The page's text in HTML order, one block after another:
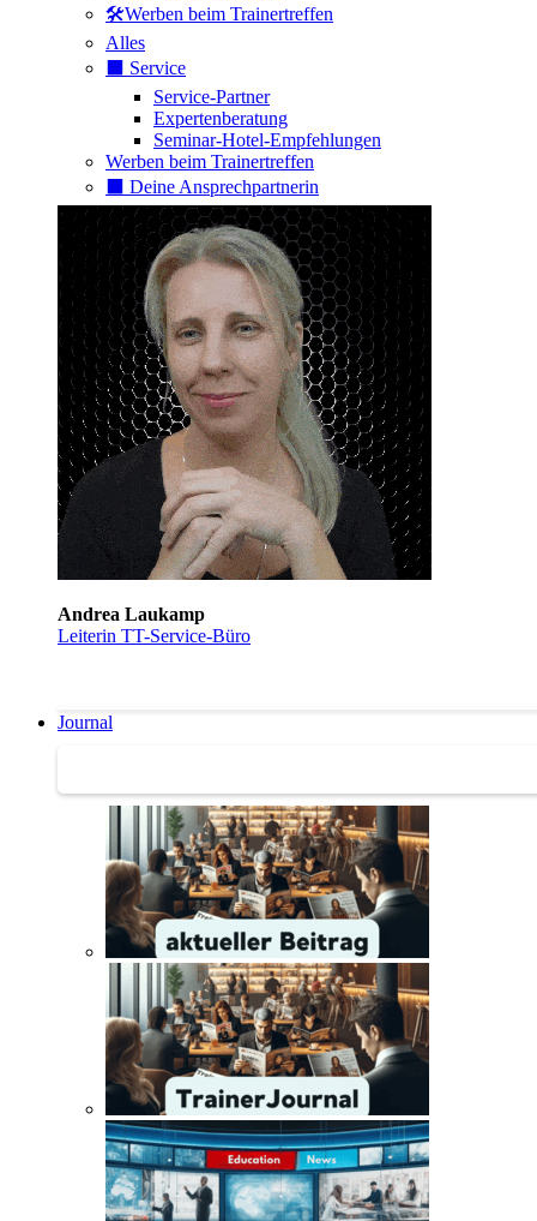
🛠️Werben beim Trainertreffen
Alles
⬛️ Service
Service-Partner
Expertenberatung
Seminar-Hotel-Empfehlungen
Werben beim Trainertreffen
⬛️ Deine Ansprechpartnerin
Andrea Laukamp
Leiterin TT-Service-Büro
Journal